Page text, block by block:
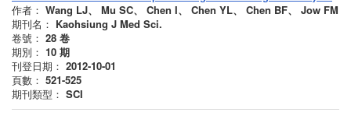
作者： Wang LJ、 Mu SC、 Chen I、 Chen YL、 Chen BF、 Jow FM
期刊名： Kaohsiung J Med Sci.
卷號： 28 卷
期別： 10 期
刊登日期： 2012-10-01
頁數： 521-525
期刊類型： SCI